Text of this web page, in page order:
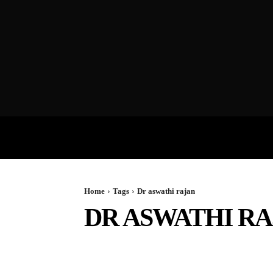
Home Tags Dr aswathi rajan
DR ASWATHI